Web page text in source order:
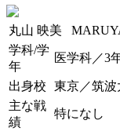
丸山 映美
学科/学
年
医学科／3
出身校
東京／筑波
主な戦
績
特になし